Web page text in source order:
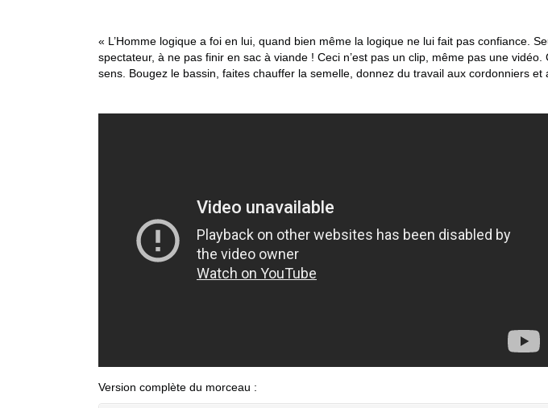
« L’Homme logique a foi en lui, quand bien même la logique ne lui fait pas confiance.
spectateur, à ne pas finir en sac à viande ! Ceci n’est pas un clip, même pas une
sens. Bougez le bassin, faites chauffer la semelle, donnez du travail aux cordonniers
Version complète du morceau :